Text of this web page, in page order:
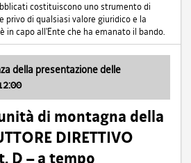
costituiscono uno strumento di
privo di qualsiasi valore giuridico e la
in capo all'Ente che ha emanato il bando.
della presentazione delle
di montagna della
DIRETTIVO
D – a tempo